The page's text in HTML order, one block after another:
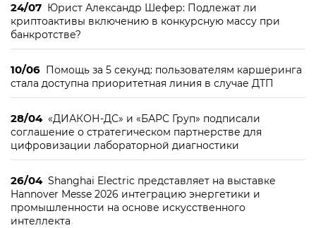
24/07 Юрист Александр Шефер: Подлежат ли
криптоактивы включению в конкурсную массу при
банкротстве?
10/06 Помощь за 5 секунд: пользователям каршеринга
стала доступна приоритетная линия в случае ДТП
28/04 «ДИАКОН-ДС» и «БАРС Груп» подписали
соглашение о стратегическом партнерстве для
цифровизации лабораторной диагностики
26/04 Shanghai Electric представляет на выставке
Hannover Messe 2026 интеграцию энергетики и
промышленности на основе искусственного
интеллекта